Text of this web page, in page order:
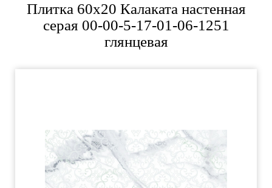
Плитка 60x20 Калаката настенная
серая 00-00-5-17-01-06-1251
глянцевая